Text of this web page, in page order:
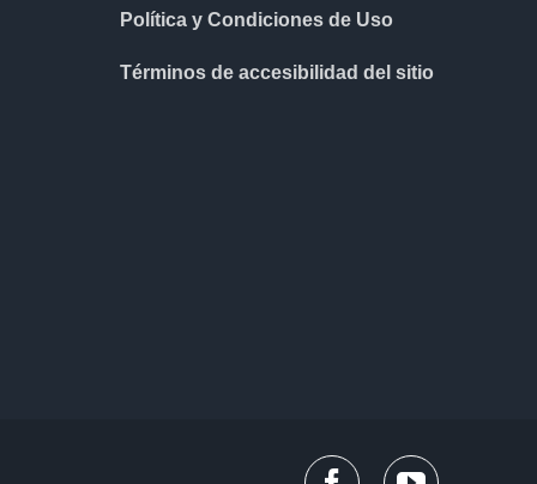
Política y Condiciones de Uso
Términos de accesibilidad del sitio